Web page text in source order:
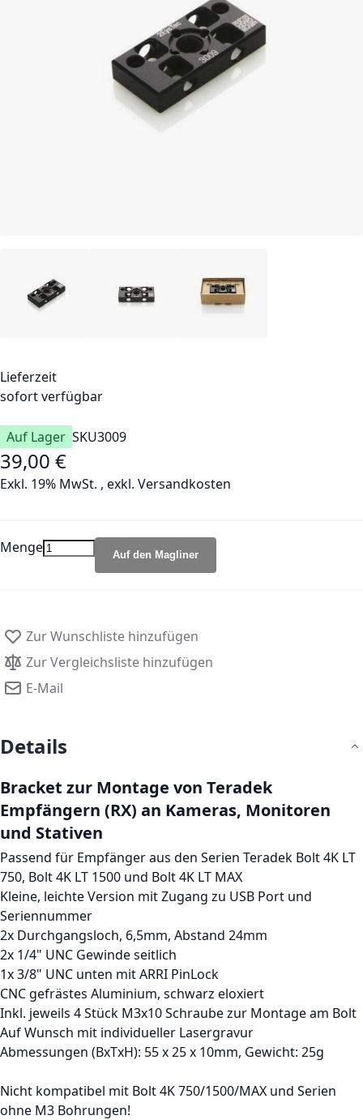
Lieferzeit
sofort verfügbar
Auf Lager SKU3009
39,00 €
Exkl. 19% MwSt. , exkl. Versandkosten
Menge Auf den Magliner
Zur Wunschliste hinzufügen
Zur Vergleichsliste hinzufügen
E-Mail
Details
Bracket zur Montage von Teradek
Empfängern (RX) an Kameras, Monitoren
und Stativen
Passend für Empfänger aus den Serien Teradek Bolt 4K LT
750, Bolt 4K LT 1500 und Bolt 4K LT MAX
Kleine, leichte Version mit Zugang zu USB Port und
Seriennummer
2x Durchgangsloch, 6,5mm, Abstand 24mm
2x 1/4" UNC Gewinde seitlich
1x 3/8" UNC unten mit ARRI PinLock
CNC gefrästes Aluminium, schwarz eloxiert
Inkl. jeweils 4 Stück M3x10 Schraube zur Montage am Bolt
Auf Wunsch mit individueller Lasergravur
Abmessungen (BxTxH): 55 x 25 x 10mm, Gewicht: 25g
Nicht kompatibel mit Bolt 4K 750/1500/MAX und Serien
ohne M3 Bohrungen!